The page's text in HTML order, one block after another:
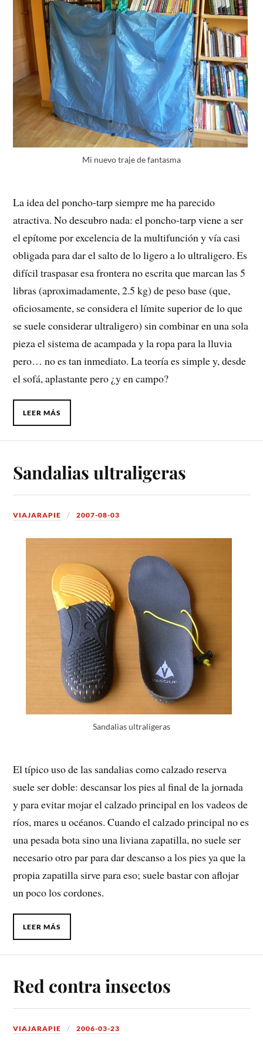
Mi nuevo traje de fantasma
La idea del poncho-tarp siempre me ha parecido
atractiva. No descubro nada: el poncho-tarp viene a ser
el epítome por excelencia de la multifunción y vía casi
obligada para dar el salto de lo ligero a lo ultraligero. Es
difícil traspasar esa frontera no escrita que marcan las 5
libras (aproximadamente, 2.5 kg) de peso base (que,
oficiosamente, se considera el límite superior de lo que
se suele considerar ultraligero) sin combinar en una sola
pieza el sistema de acampada y la ropa para la lluvia
pero… no es tan inmediato. La teoría es simple y, desde
el sofá, aplastante pero ¿y en campo?
LEER MÁS
Sandalias ultraligeras
VIAJARAPIE 2007-08-03
Sandalias ultraligeras
El típico uso de las sandalias como calzado reserva
suele ser doble: descansar los pies al final de la jornada
y para evitar mojar el calzado principal en los vadeos de
ríos, mares u océanos. Cuando el calzado principal no es
una pesada bota sino una liviana zapatilla, no suele ser
necesario otro par para dar descanso a los pies ya que la
propia zapatilla sirve para eso; suele bastar con aflojar
un poco los cordones.
LEER MÁS
Red contra insectos
VIAJARAPIE 2006-03-23